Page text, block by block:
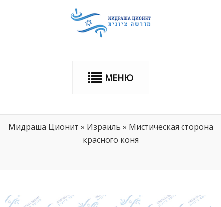
МЕНЮ
Мидраша Ционит » Израиль » Мистическая сторона
красного коня